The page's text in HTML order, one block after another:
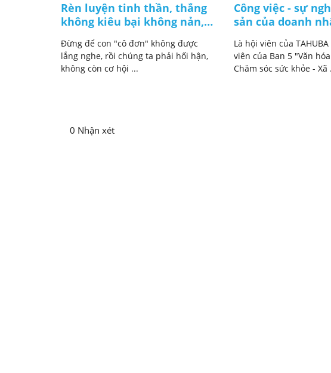
Rèn luyện tinh thần, thắng
không kiêu bại không nản,
lúc nào cũng bình tĩnh
Đừng để con "cô đơn" không được
lắng nghe, rồi chúng ta phải hối hận,
không còn cơ hội ...
Công việc - sự
sản của doanh
Là hội viên của
viên của Ban 5 "Văn
Chăm sóc sức khỏe - Xã
0 Nhận xét